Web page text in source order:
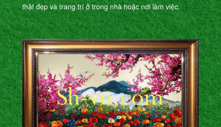
thật đẹp và trang trí ở trong nhà hoặc nơi làm việc.